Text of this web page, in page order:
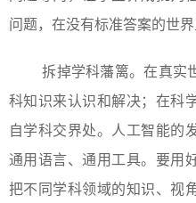
问题，在没有标准答案的世
拆掉学科藩篱。在真实
科知识来认识和解决；在科
自学科交界处。人工智能的
通用语言、通用工具。要用
把不同学科领域的知识、视